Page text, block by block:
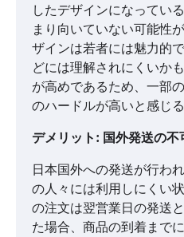
したデザインになってい
まり向いていない可能性
ザインは若者には魅力的
どには理解されにくいか
が高めであるため、一部
のハードルが高いと感じ
デメリット: 国外発送の
日本国外への発送が行わ
の人々には利用しにくい
の注文は翌営業日の発送
た場合、商品の到着まで